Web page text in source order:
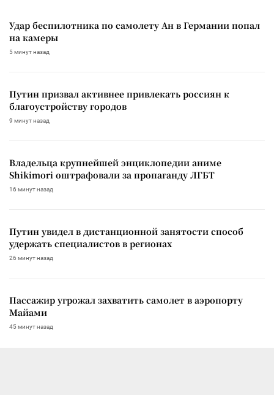
Удар беспилотника по самолету Ан в Германии попал
на камеры
5 минут назад
Путин призвал активнее привлекать россиян к
благоустройству городов
9 минут назад
Владельца крупнейшей энциклопедии аниме
Shikimori оштрафовали за пропаганду ЛГБТ
16 минут назад
Путин увидел в дистанционной занятости способ
удержать специалистов в регионах
26 минут назад
Пассажир угрожал захватить самолет в аэропорту
Майами
45 минут назад